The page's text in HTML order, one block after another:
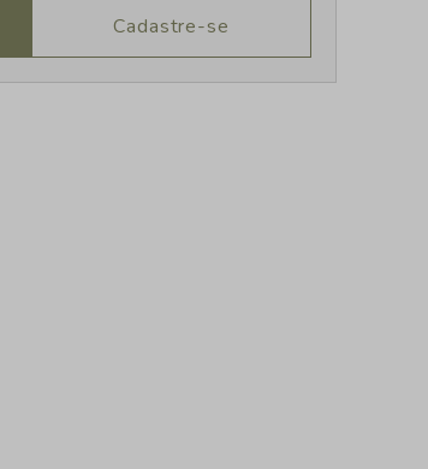
Cadastre-se